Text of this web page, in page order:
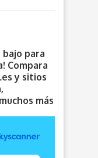
bajo para
Compara
y sitios
más